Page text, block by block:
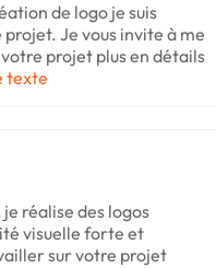
de logo je suis
Je vous invite à me
projet plus en détails
texte
réalise des logos
visuelle forte et
sur votre projet